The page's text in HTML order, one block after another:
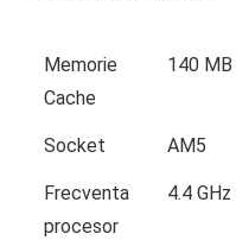
Memorie
Cache
140 MB
Socket AM5
Frecventa
procesor
4.4 GHz